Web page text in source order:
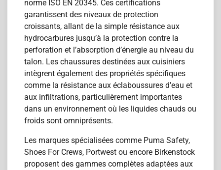
norme ISO EN 20345. Ces certifications
garantissent des niveaux de protection
croissants, allant de la simple résistance aux
hydrocarbures jusqu’à la protection contre la
perforation et l’absorption d’énergie au niveau du
talon. Les chaussures destinées aux cuisiniers
intègrent également des propriétés spécifiques
comme la résistance aux éclaboussures d’eau et
aux infiltrations, particulièrement importantes
dans un environnement où les liquides chauds ou
froids sont omniprésents.
Les marques spécialisées comme Puma Safety,
Shoes For Crews, Portwest ou encore Birkenstock
proposent des gammes complètes adaptées aux